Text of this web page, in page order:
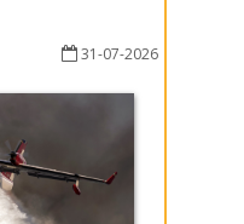
31-07-2026